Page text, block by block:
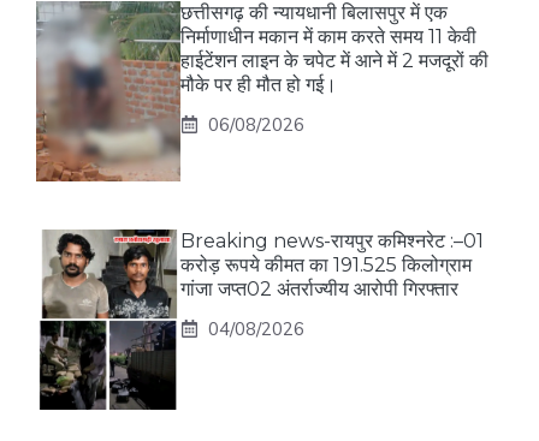
छत्तीसगढ़ की न्यायधानी बिलासपुर में एक
निर्माणाधीन मकान में काम करते समय 11 केवी
हाईटेंशन लाइन के चपेट में आने में 2 मजदूरों की
मौके पर ही मौत हो गई।
06/08/2026
Breaking news-रायपुर कमिश्नरेट :–01
करोड़ रूपये कीमत का 191.525 किलोग्राम
गांजा जप्त02 अंतर्राज्यीय आरोपी गिरफ्तार
04/08/2026